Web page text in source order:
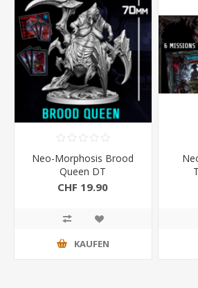
Neo-Morphosis Brood
Queen DT
CHF 19.90
KAUFEN